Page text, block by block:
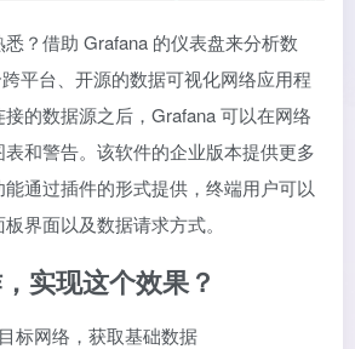
？借助 Grafana 的仪表盘来分析数
平台、开源的数据可视化网络应用程
的数据源之后，Grafana 可以在网络
和警告。该软件的企业版本提供更多
通过插件的形式提供，终端用户可以
界面以及数据请求方式。
实现这个效果？
标网络，获取基础数据